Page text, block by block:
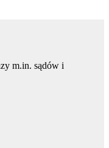
m.in. sądów i